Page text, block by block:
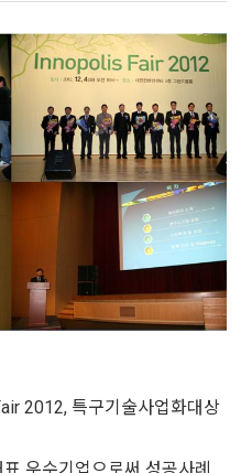
2012, 특구기술사업화대상